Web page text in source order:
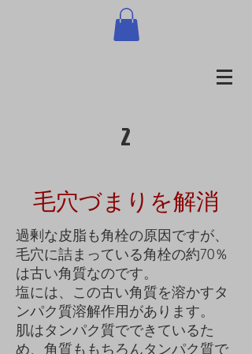
2
毛穴づまりを解消
過剰な皮脂も角栓の原因ですが、
毛穴に詰まっている角栓の約70％
は古い角質なのです。
塩には、この古い角質を溶かすタ
ンパク質溶解作用があります。
肌はタンパク質でできているた
め、角質ももちろんタンパク質で